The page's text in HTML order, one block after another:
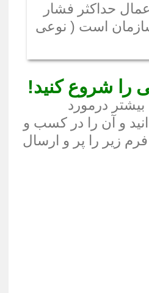
حداکثر فشار
است ( نوعی
را شروع کنید!
بیشتر درمورد
و آن را در کسب و
فرم زیر را پر و ارسال